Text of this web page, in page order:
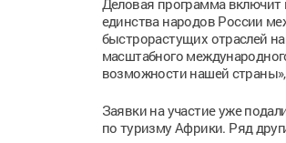
Деловая программа включит
единства народов России
быстрорастущих отраслей
масштабного
возможности нашей
Заявки на участие уже
по туризму Африки. Ряд